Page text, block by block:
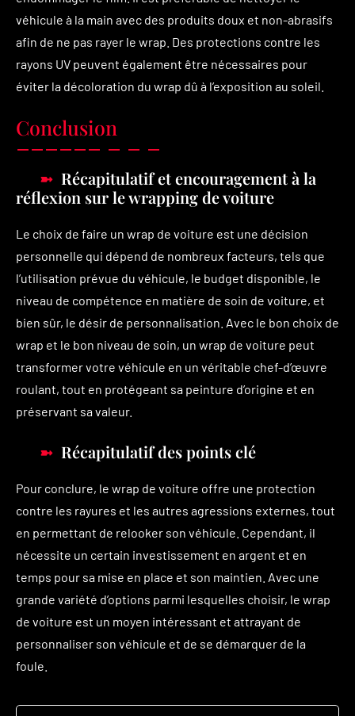
véhicule à la main avec des produits doux et non-abrasifs
afin de ne pas rayer le wrap. Des protections contre les
rayons UV peuvent également être nécessaires pour
éviter la décoloration du wrap dû à l’exposition au soleil.
Conclusion
Récapitulatif et encouragement à la
réflexion sur le wrapping de voiture
Le choix de faire un wrap de voiture est une décision
personnelle qui dépend de nombreux facteurs, tels que
l’utilisation prévue du véhicule, le budget disponible, le
niveau de compétence en matière de soin de voiture, et
bien sûr, le désir de personnalisation. Avec le bon choix de
wrap et le bon niveau de soin, un wrap de voiture peut
transformer votre véhicule en un véritable chef-d’œuvre
roulant, tout en protégeant sa peinture d’origine et en
préservant sa valeur.
Récapitulatif des points clé
Pour conclure, le wrap de voiture offre une protection
contre les rayures et les autres agressions externes, tout
en permettant de relooker son véhicule. Cependant, il
nécessite un certain investissement en argent et en
temps pour sa mise en place et son maintien. Avec une
grande variété d’options parmi lesquelles choisir, le wrap
de voiture est un moyen intéressant et attrayant de
personnaliser son véhicule et de se démarquer de la
foule.